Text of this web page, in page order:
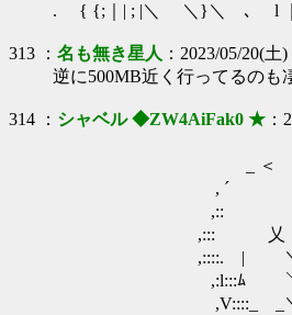
. { {;｜| ; |＼ ＼}＼
313 ： 名も無き星人 ：2023/05/20(土
逆に500MB近く行ってるのも
314 ： シャベル ◆ZW4AiFak0 ★ ：
z ￣｀
_ ＜
, ´
,::
,::: 乂
,::::. | ＼ 、
,:l:::ﾑ ＼弌 、 ＼__
,V::::_ゝ_＼ ヽr-r